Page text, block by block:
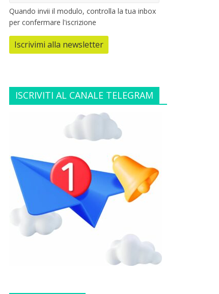
Quando invii il modulo, controlla la tua inbox
per confermare l'iscrizione
Iscrivimi alla newsletter
ISCRIVITI AL CANALE TELEGRAM